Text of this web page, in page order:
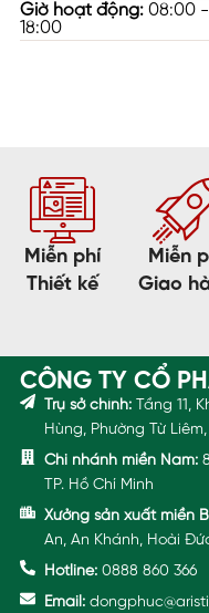
Giờ hoạt động:08:00 -
18:00
Miễn phí
Thiết kế
Miễn
Giao
CÔNG TY CỔ
Trụ sở chính: Tầng 11,
Hùng, Phường Từ
Chi nhánh miền Nam:
TP. Hồ Chí Minh
Xưởng sản xuất miền
An, An Khánh, Hoài
Hotline: 0888 860 366
Email: